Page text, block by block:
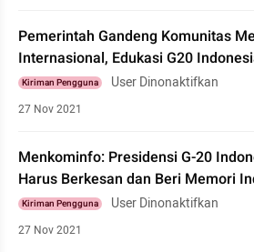
Pemerintah Gandeng Komunitas
Internasional, Edukasi G20
Kiriman Pengguna User Dinonaktifkan
27 Nov 2021
Menkominfo: Presidensi G-20
Harus Berkesan dan Beri Memori
Kiriman Pengguna User Dinonaktifkan
27 Nov 2021